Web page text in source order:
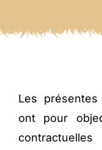
Les
ont pour